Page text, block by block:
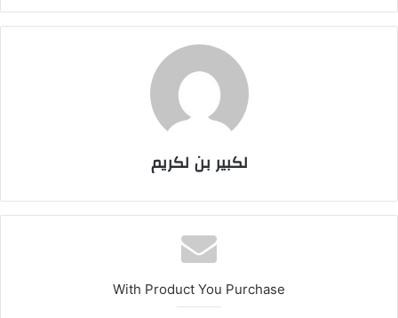
لكبير بن لكريم
With Product You Purchase